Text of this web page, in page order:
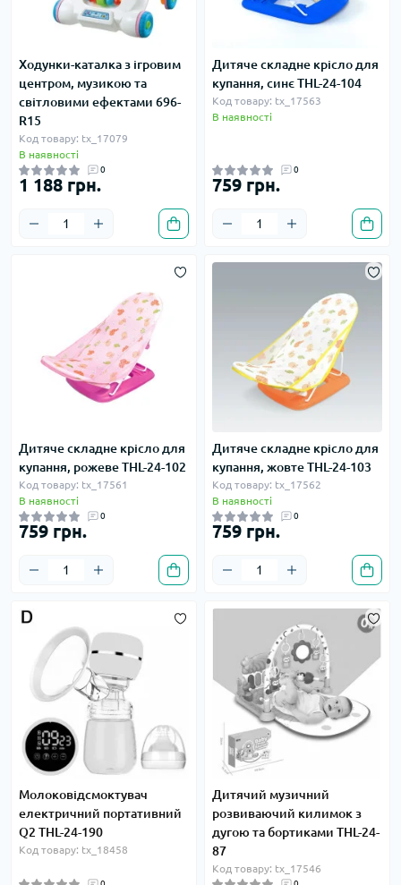
Ходунки-каталка з ігровим
центром, музикою та
світловими ефектами 696-
R15
Код товару: tx_17079
В наявності
0
1 188 грн.
Дитяче складне крісло для
купання, синє THL-24-104
Код товару: tx_17563
В наявності
0
759 грн.
Дитяче складне крісло для
купання, рожеве THL-24-102
Код товару: tx_17561
В наявності
0
759 грн.
Дитяче складне крісло для
купання, жовте THL-24-103
Код товару: tx_17562
В наявності
0
759 грн.
Молоковідсмоктувач
електричний портативний
Q2 THL-24-190
Код товару: tx_18458
Дитячий музичний
розвиваючий килимок з
дугою та бортиками THL-24-
87
Код товару: tx_17546